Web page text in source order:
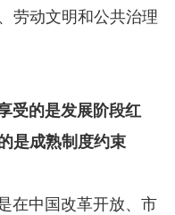
劳动文明和公共治理
受的是发展阶段红
是成熟制度约束
中国改革开放、市